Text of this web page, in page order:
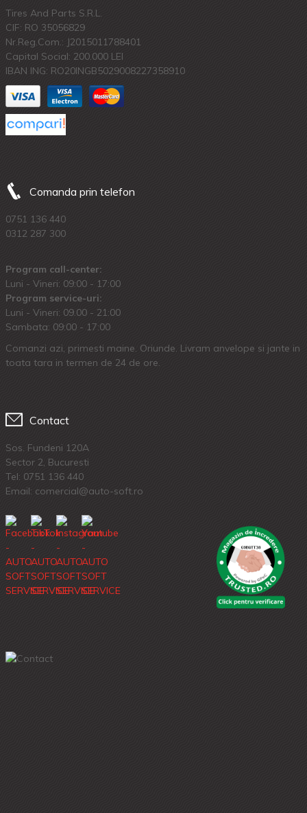
Tires And Parts S.R.L.
CIF: RO 35056829
Nr.Reg.Com.: J2015011788401
Capital Social: 200.000 LEI
IBAN ING: RO20INGB5029008227358910
Comanda prin telefon
0751 136 440
0312 287 300
Program call-center:
Luni - Vineri: 09:00 - 17:00
Program service-uri:
Luni - Vineri: 09.00 - 21:00
Sambata: 09:00 - 17:00
Comanzi azi, primesti maine. Oriunde. Livram anvelope si jante in
toata tara in termen de 24 de ore.
Contact
Sos. Fundeni 120A
Sector 2, Bucuresti
Tel: 0751 136 440
Email: comercial@auto-soft.ro